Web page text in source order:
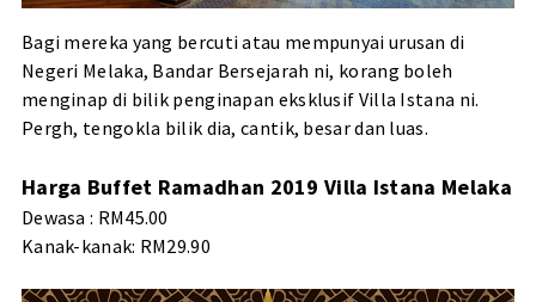
Bagi mereka yang bercuti atau mempunyai urusan di
Negeri Melaka, Bandar Bersejarah ni, korang boleh
menginap di bilik penginapan eksklusif Villa Istana ni.
Pergh, tengokla bilik dia, cantik, besar dan luas.
Harga Buffet Ramadhan 2019 Villa Istana Melaka
Dewasa : RM45.00
Kanak-kanak: RM29.90